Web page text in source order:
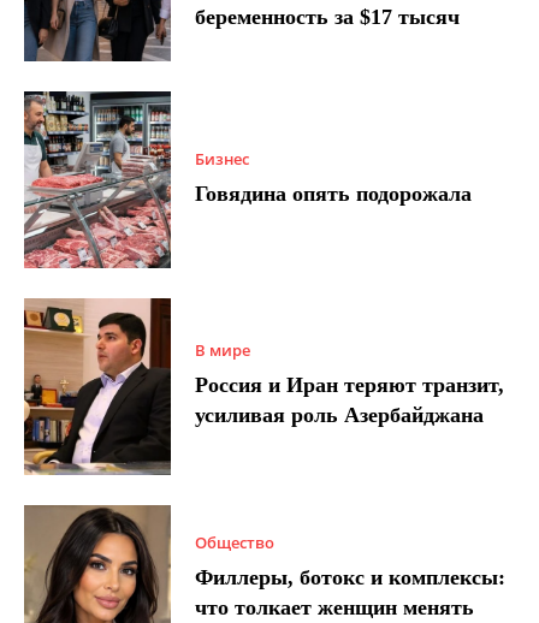
беременность за $17 тысяч
Бизнес
Говядина опять подорожала
В мире
Россия и Иран теряют транзит,
усиливая роль Азербайджана
Общество
Филлеры, ботокс и комплексы:
что толкает женщин менять